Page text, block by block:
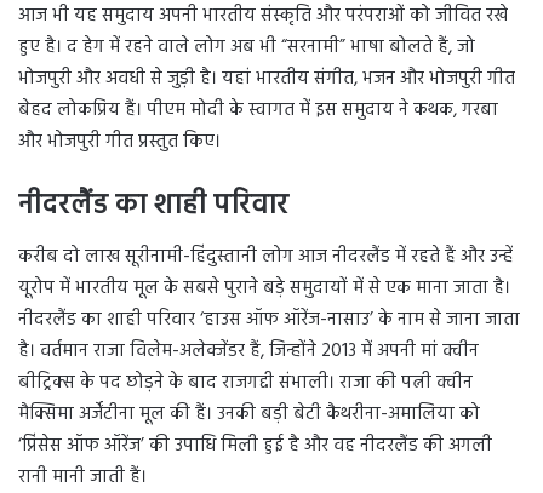
आज भी यह समुदाय अपनी भारतीय संस्कृति और परंपराओं को जीवित रखे
हुए है। द हेग में रहने वाले लोग अब भी “सरनामी” भाषा बोलते हैं, जो
भोजपुरी और अवधी से जुड़ी है। यहां भारतीय संगीत, भजन और भोजपुरी गीत
बेहद लोकप्रिय हैं। पीएम मोदी के स्वागत में इस समुदाय ने कथक, गरबा
और भोजपुरी गीत प्रस्तुत किए।
नीदरलैंड का शाही परिवार
करीब दो लाख सूरीनामी-हिंदुस्तानी लोग आज नीदरलैंड में रहते हैं और उन्हें
यूरोप में भारतीय मूल के सबसे पुराने बड़े समुदायों में से एक माना जाता है।
नीदरलैंड का शाही परिवार ‘हाउस ऑफ ऑरेंज-नासाउ’ के नाम से जाना जाता
है। वर्तमान राजा विलेम-अलेक्जेंडर हैं, जिन्होंने 2013 में अपनी मां क्वीन
बीट्रिक्स के पद छोड़ने के बाद राजगद्दी संभाली। राजा की पत्नी क्वीन
मैक्सिमा अर्जेंटीना मूल की हैं। उनकी बड़ी बेटी कैथरीना-अमालिया को
‘प्रिंसेस ऑफ ऑरेंज’ की उपाधि मिली हुई है और वह नीदरलैंड की अगली
रानी मानी जाती हैं।